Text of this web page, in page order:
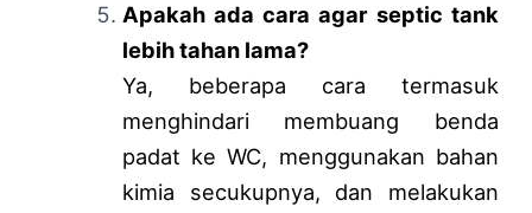
Apakah ada cara agar septic tank
lebih tahan lama?
Ya, beberapa cara termasuk
menghindari membuang benda
padat ke WC, menggunakan bahan
kimia secukupnya, dan melakukan